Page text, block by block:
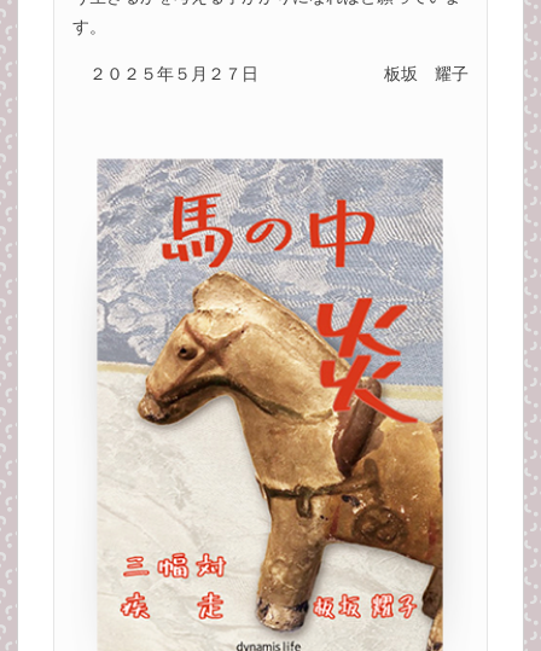
す。
２０２５年５月２７日 板坂 耀子